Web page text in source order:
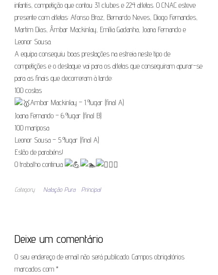
infantis, competição que contou 31 clubes e 224 atletas. O CNAC esteve
presente com atletas: Afonso Braz, Bernardo Neves, Diogo Fernandes,
Martim Dias, Âmbar Mackinlay, Emília Gadanha, Joana Fernando e
Leonor Sousa.
A equipa conseguiu boas prestações na estreia neste tipo de
competições e o destaque vai para os atletas que conseguiram apurar-se
para as finais que decorreram à tarde:
100 costas
Ambar Mackinlay – 1.º lugar (final A)
Joana Fernando – 6.º lugar (final B)
100 mariposa
Leonor Sousa – 5.º lugar (final A)
Estão de parabéns!
O trabalho continua
Category Natação Pura Principal
Deixe um comentário
O seu endereço de email não será publicado. Campos obrigatórios
marcados com *